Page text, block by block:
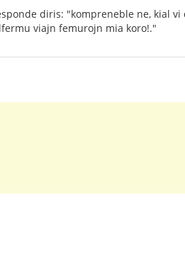
diris: "kompreneble ne, kial vi
viajn femurojn mia koro!."